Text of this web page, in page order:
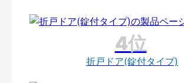
折戸ドア(錠付タイプ)